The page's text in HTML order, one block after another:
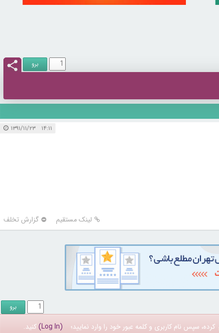
۱۴:۱۱ ۱۳۹۱/۱۱/۲۳
لینک مستقیم گزارش تخلف
کرده، سپس نام کاربری و کلمه عبور خود را وارد نمایید؛ (Log In) کنید.